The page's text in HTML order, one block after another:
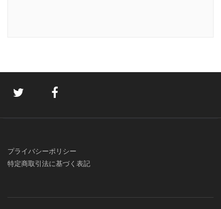
プライバシーポリシー
特定商取引法に基づく表記